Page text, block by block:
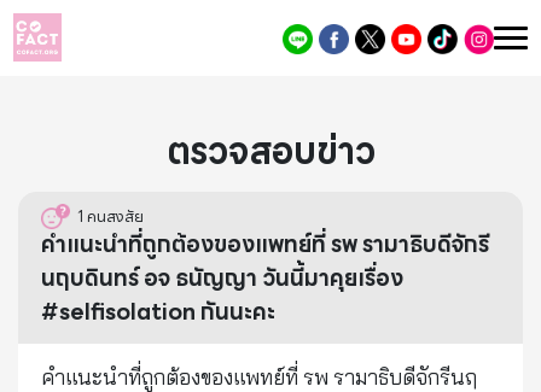
ตรวจสอบข่าว
1 คนสงสัย
คำแนะนำที่ถูกต้องของแพทย์ที่ รพ รามาธิบดีจักรี
นฤบดินทร์ อจ ธนัญญา วันนี้มาคุยเรื่อง
#selfisolation กันนะคะ
คำแนะนำที่ถูกต้องของแพทย์ที่ รพ รามาธิบดีจักรีนฤ